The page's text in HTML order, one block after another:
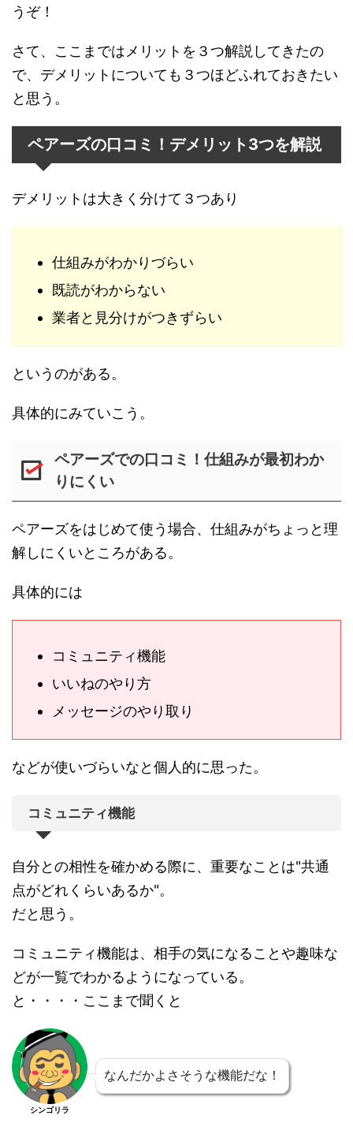
うぞ！
さて、ここまではメリットを３つ解説してきたの
で、デメリットについても３つほどふれておきたい
と思う。
ペアーズの口コミ！デメリット3つを解説
デメリットは大きく分けて３つあり
仕組みがわかりづらい
既読がわからない
業者と見分けがつきずらい
というのがある。
具体的にみていこう。
ペアーズでの口コミ！仕組みが最初わか
りにくい
ペアーズをはじめて使う場合、仕組みがちょっと理
解しにくいところがある。
具体的には
コミュニティ機能
いいねのやり方
メッセージのやり取り
などが使いづらいなと個人的に思った。
コミュニティ機能
自分との相性を確かめる際に、重要なことは"共通
点がどれくらいあるか"。
だと思う。
コミュニティ機能は、相手の気になることや趣味な
どが一覧でわかるようになっている。
と・・・・ここまで聞くと
シンゴリラ
なんだかよさそうな機能だな！